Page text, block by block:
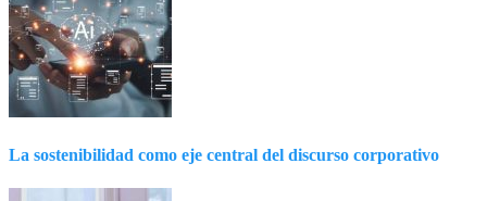
La sostenibilidad como eje central del discurso corporativo